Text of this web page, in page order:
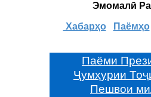
Эмомалӣ
Хабарҳо Паёмҳо
Паёми
Ҷумҳурии
Пешвои